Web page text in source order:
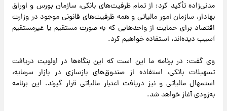
مدنی‌زاده تأکید کرد: از تمام ظرفیت‌های بانکی، سازمان بورس و اوراق
بهادار، سازمان امور مالیاتی و همه ظرفیت‌های قانونی موجود در وزارت
اقتصاد برای حمایت از واحدهایی که به صورت مستقیم یا غیرمستقیم
آسیب دیده‌اند، استفاده خواهیم کرد.
وی گفت: در برنامه ما این است که این بنگاه‌ها در اولویت دریافت
تسهیلات بانکی، استفاده از صندوق‌های بازسازی در بازار سرمایه،
استمهال مالیاتی و نیز دریافت اعتبار مالیاتی قرار گیرند. این برنامه
به‌زودی آغاز خواهد شد.